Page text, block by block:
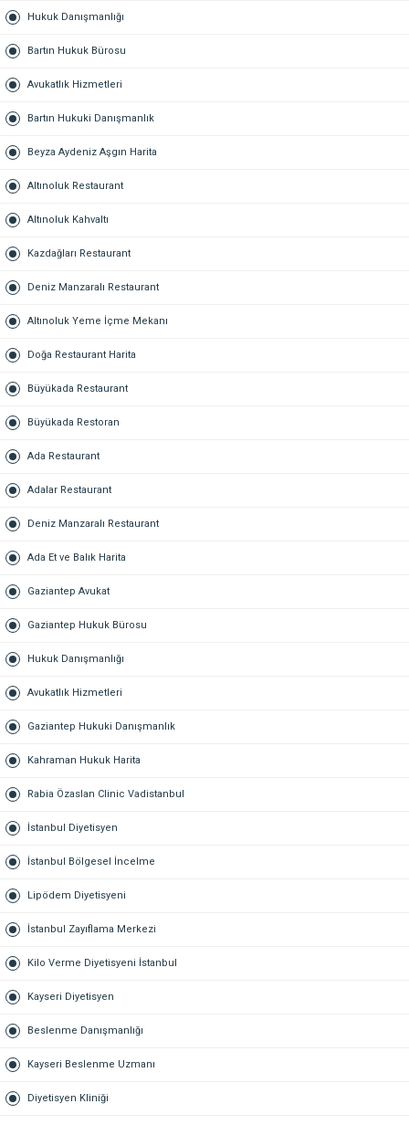
Hukuk Danışmanlığı
Bartın Hukuk Bürosu
Avukatlık Hizmetleri
Bartın Hukuki Danışmanlık
Beyza Aydeniz Aşgın Harita
Altınoluk Restaurant
Altınoluk Kahvaltı
Kazdağları Restaurant
Deniz Manzaralı Restaurant
Altınoluk Yeme İçme Mekanı
Doğa Restaurant Harita
Büyükada Restaurant
Büyükada Restoran
Ada Restaurant
Adalar Restaurant
Deniz Manzaralı Restaurant
Ada Et ve Balık Harita
Gaziantep Avukat
Gaziantep Hukuk Bürosu
Hukuk Danışmanlığı
Avukatlık Hizmetleri
Gaziantep Hukuki Danışmanlık
Kahraman Hukuk Harita
Rabia Özaslan Clinic Vadistanbul
İstanbul Diyetisyen
İstanbul Bölgesel İncelme
Lipödem Diyetisyeni
İstanbul Zayıflama Merkezi
Kilo Verme Diyetisyeni İstanbul
Kayseri Diyetisyen
Beslenme Danışmanlığı
Kayseri Beslenme Uzmanı
Diyetisyen Kliniği